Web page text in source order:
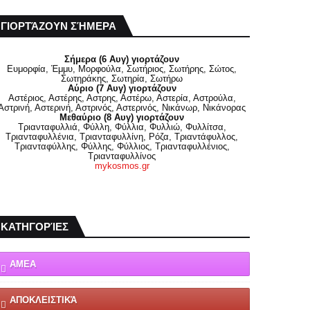
ΓΙΟΡΤΆΖΟΥΝ ΣΉΜΕΡΑ
Σήμερα (6 Αυγ) γιορτάζουν
Ευμορφία, Έμμυ, Μορφούλα, Σωτήριος, Σωτήρης, Σώτος,
Σωτηράκης, Σωτηρία, Σωτήρω
Αύριο (7 Αυγ) γιορτάζουν
Αστέριος, Αστέρης, Αστρης, Αστέρω, Αστερία, Αστρούλα,
Αστερινή, Αστρινός, Αστερινός, Νικάνωρ, Νικάνορας
Μεθαύριο (8 Αυγ) γιορτάζουν
Τριανταφυλλιά, Φύλλη, Φύλλια, Φυλλιώ, Φυλλίτσα,
Τριανταφυλλένια, Τριανταφυλλίνη, Ρόζα, Τριαντάφυλλος,
Τριανταφύλλης, Φύλλης, Φύλλιος, Τριανταφυλλένιος,
Τριανταφυλλίνος
mykosmos.gr
ΚΑΤΗΓΟΡΊΕΣ
ΑΜΕΑ
ΑΠΟΚΛΕΙΣΤΙΚΆ